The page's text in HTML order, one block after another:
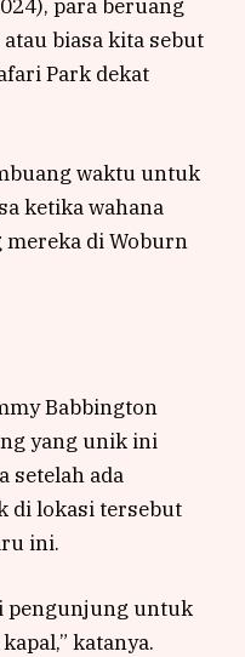
para beruang
biasa kita sebut
Park dekat
waktu untuk
ketika wahana
di Woburn
Babbington
yang unik ini
setelah ada
di lokasi tersebut
ini.
pengunjung untuk
katanya.